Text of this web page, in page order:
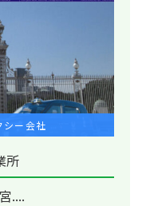
シー会社
所
....